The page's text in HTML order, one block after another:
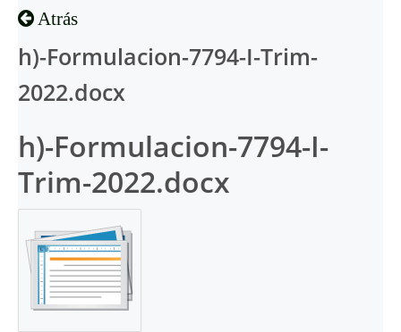
Atrás
h)-Formulacion-7794-I-Trim-
2022.docx
h)-Formulacion-7794-I-
Trim-2022.docx